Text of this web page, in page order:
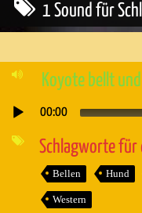
1 Sound für
Koyote bellt
Audio-
00:00
Schlagworte für
Bellen Hund
Western